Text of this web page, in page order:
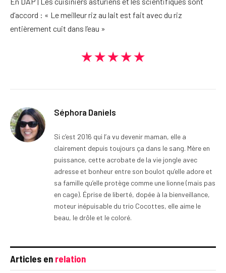
d’accord : « Le meilleur riz au lait est fait avec du riz
entièrement cuit dans l’eau »
★★★★★
Séphora Daniels
Si c’est 2016 qui l’a vu devenir maman, elle a
clairement depuis toujours ça dans le sang. Mère en
puissance, cette acrobate de la vie jongle avec
adresse et bonheur entre son boulot qu’elle adore et
sa famille qu’elle protège comme une lionne (mais pas
en cage). Éprise de liberté, dopée à la bienveillance,
moteur inépuisable du trio Cocottes, elle aime le
beau, le drôle et le coloré.
Articles en relation